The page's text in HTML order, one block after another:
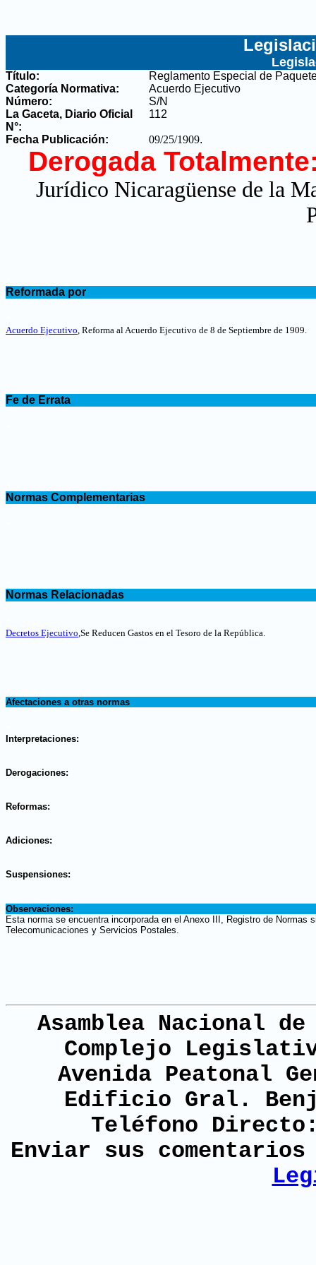
Título:
Reglamento Especial de
Categoría Normativa:
Acuerdo Ejecutivo
Número:
S/N
La Gaceta, Diario Oficial
N°:
112
Fecha Publicación: 09/25/1909.
Derogada
Jurídico Nicaragüense de la
Reformada por
Acuerdo Ejecutivo, Reforma al Acuerdo Ejecutivo de 8 de Septiembre de 1909.
Fe de Errata
Normas Complementarias
Normas Relacionadas
Decretos Ejecutivo,Se Reducen Gastos en el Tesoro de la República.
Afectaciones a otras normas
Interpretaciones:
Derogaciones:
Reformas:
Adiciones:
Suspensiones:
Observaciones:
Esta norma se encuentra incorporada en el Anexo III, Registro de
Telecomunicaciones y Servicios Postales.
Asamblea Nacional
Complejo
Avenida Peatonal
Edificio Gral.
Teléfono
Enviar sus